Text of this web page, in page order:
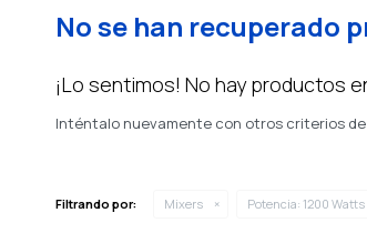
No se han recuperado
¡Lo sentimos! No hay productos
Inténtalo nuevamente con otros criterios
Filtrando por: Mixers Potencia: 1200 Watts